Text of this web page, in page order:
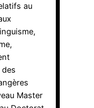
au
Master